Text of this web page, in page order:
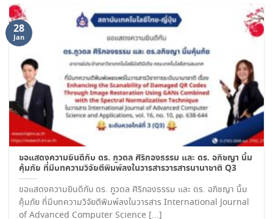
ขอแสดงความยินดีกับ ดร. ภูวดล ศิริกองธรรม และ ดร. อภิชญา นิ้ม
คุ้มภัย ที่มีบทความวิจัยตีพิมพ์ลงในวารสารวารสารนานาชาติ Q3
ขอแสดงความยินดีกับ ดร. ภูวดล ศิริกองธรรม และ ดร. อภิชญา นิ้ม
คุ้มภัย ที่มีบทความวิจัยตีพิมพ์ลงในวารสาร International Journal
of Advanced Computer Science [...]
28
Jan